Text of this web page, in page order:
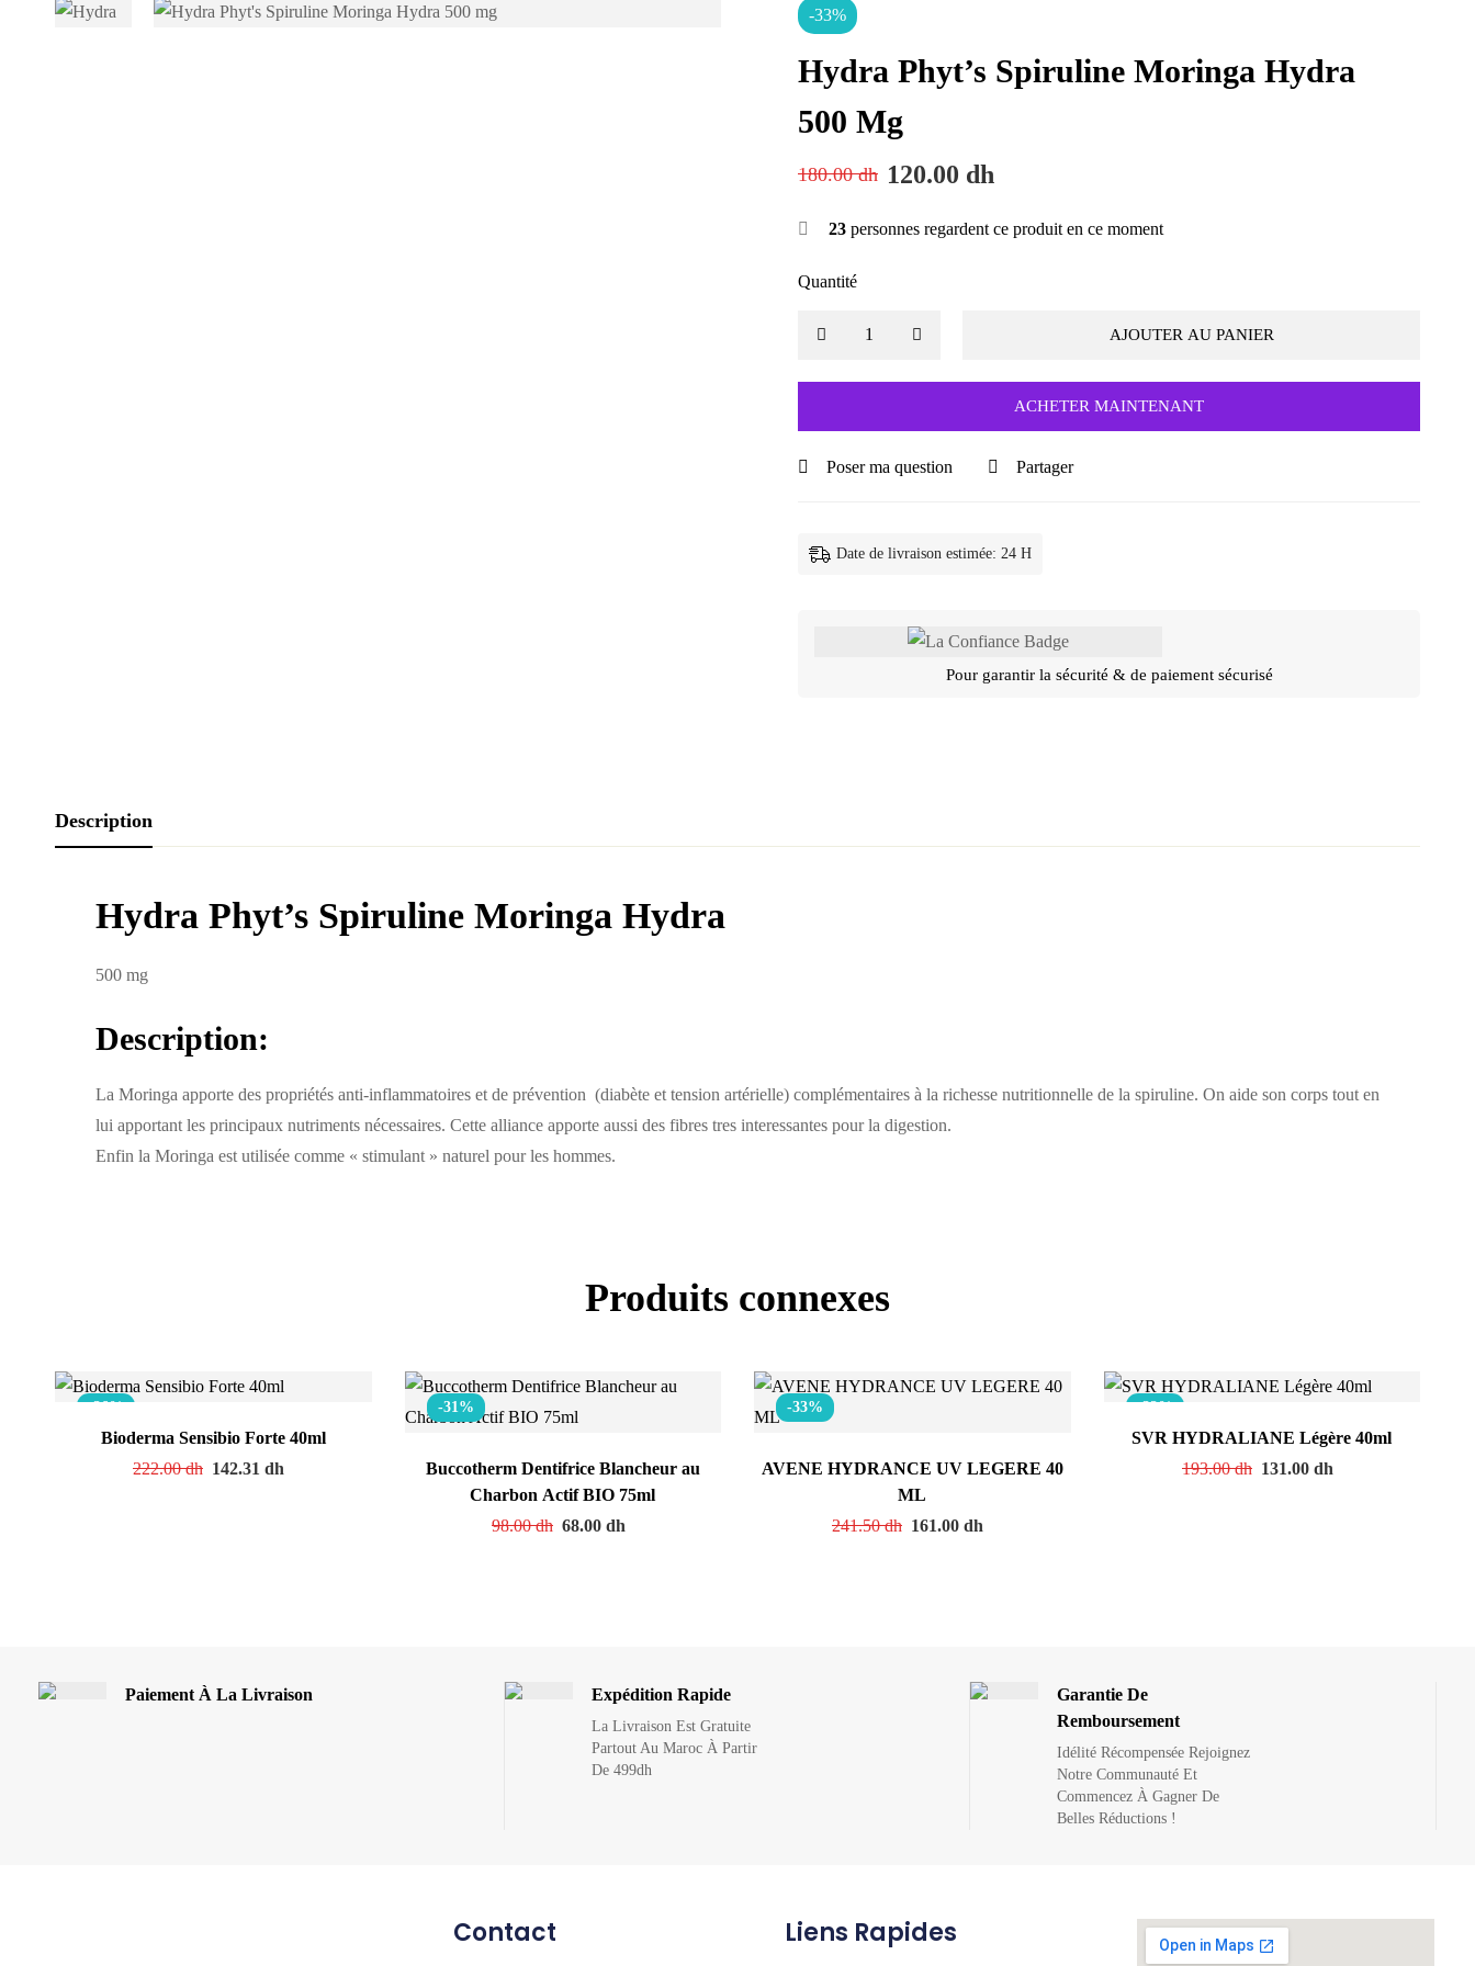
-33%
Hydra Phyt’s Spiruline Moringa Hydra
500 Mg
180.00dh 120.00 dh
23 personnes regardent ce produit en ce moment
Quantité
AJOUTER AU PANIER
ACHETER MAINTENANT
Poser ma question Partager
Date de livraison estimée: 24 H
Pour garantir la sécurité & de paiement sécurisé
Description
Hydra Phyt’s Spiruline Moringa Hydra
500 mg
Description:
La Moringa apporte des propriétés anti-inflammatoires et de prévention (diabète et tension artérielle) complémentaires à la richesse nutritionnelle de la spiruline. On aide son corps tout en
lui apportant les principaux nutriments nécessaires. Cette alliance apporte aussi des fibres tres interessantes pour la digestion.
Enfin la Moringa est utilisée comme « stimulant » naturel pour les hommes.
Produits connexes
-36%
Bioderma Sensibio Forte 40ml
222.00dh 142.31dh
-31%
Buccotherm Dentifrice Blancheur au
Charbon Actif BIO 75ml
98.00dh 68.00 dh
-33%
AVENE HYDRANCE UV LEGERE 40
ML
241.50dh 161.00dh
-32%
SVR HYDRALIANE Légère 40ml
193.00dh 131.00 dh
Paiement À La Livraison Expédition Rapide
La Livraison Est Gratuite
Partout Au Maroc À Partir
De 499dh
Garantie De
Remboursement
Idélité Récompensée Rejoignez
Notre Communauté Et
Commencez À Gagner De
Belles Réductions !
Contact Liens Rapides